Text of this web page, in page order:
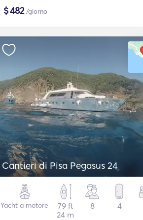
$482/giorno
Cantieri di Pisa Pegasus 24
Yacht a motore
79 ft
24 m
8 4